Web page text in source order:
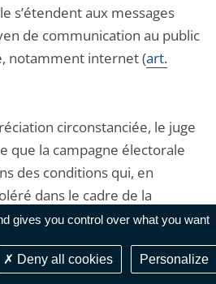
gives you control over what you want
Deny all cookies Personalize
s’étendent aux messages
de communication au public
notamment internet (art.
circonstanciée, le juge
que la campagne électorale
des conditions qui, en
dans le cadre de la
auraient pour effet d’altérer la
fausser les résultats.
apprécier les effets d’un